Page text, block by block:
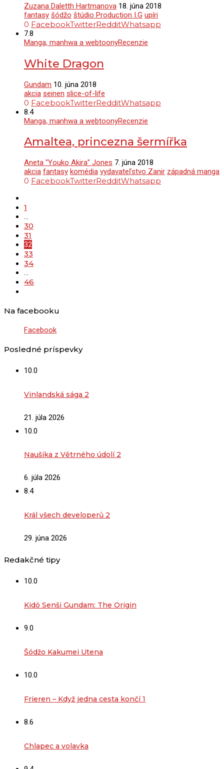
Zuzana Daletth Hartmanova 18. júna 2018
fantasy šódžo štúdio Production I.G upíri
0 FacebookTwitterRedditWhatsapp
7.8
Manga, manhwa a webtoonyRecenzie
White Dragon
Gundam 10. júna 2018
akcia seinen slice-of-life
0 FacebookTwitterRedditWhatsapp
8.4
Manga, manhwa a webtoonyRecenzie
Amaltea, princezna šermířka
Aneta "Youko Akira" Jones 7. júna 2018
akcia fantasy komédia vydavateľstvo Zanir západná manga
0 FacebookTwitterRedditWhatsapp
1
…
30
31
32
33
34
…
46
Na facebooku
Facebook
Posledné príspevky
10.0
Vinlandská sága 2
21. júla 2026
10.0
Naušika z Větrného údolí 2
6. júla 2026
8.4
Král všech developerů 2
29. júna 2026
Redakčné tipy
10.0
Kidó Senši Gundam: The Origin
9.0
Šódžo Kakumei Utena
10.0
Frieren – Když jedna cesta končí 1
8.6
Chlapec a volavka